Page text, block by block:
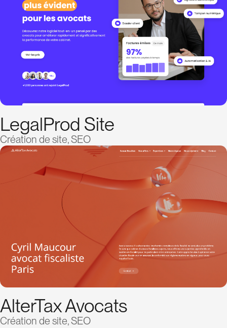
LegalProd Site
Création de site, SEO
AlterTax Avocats
Création de site, SEO